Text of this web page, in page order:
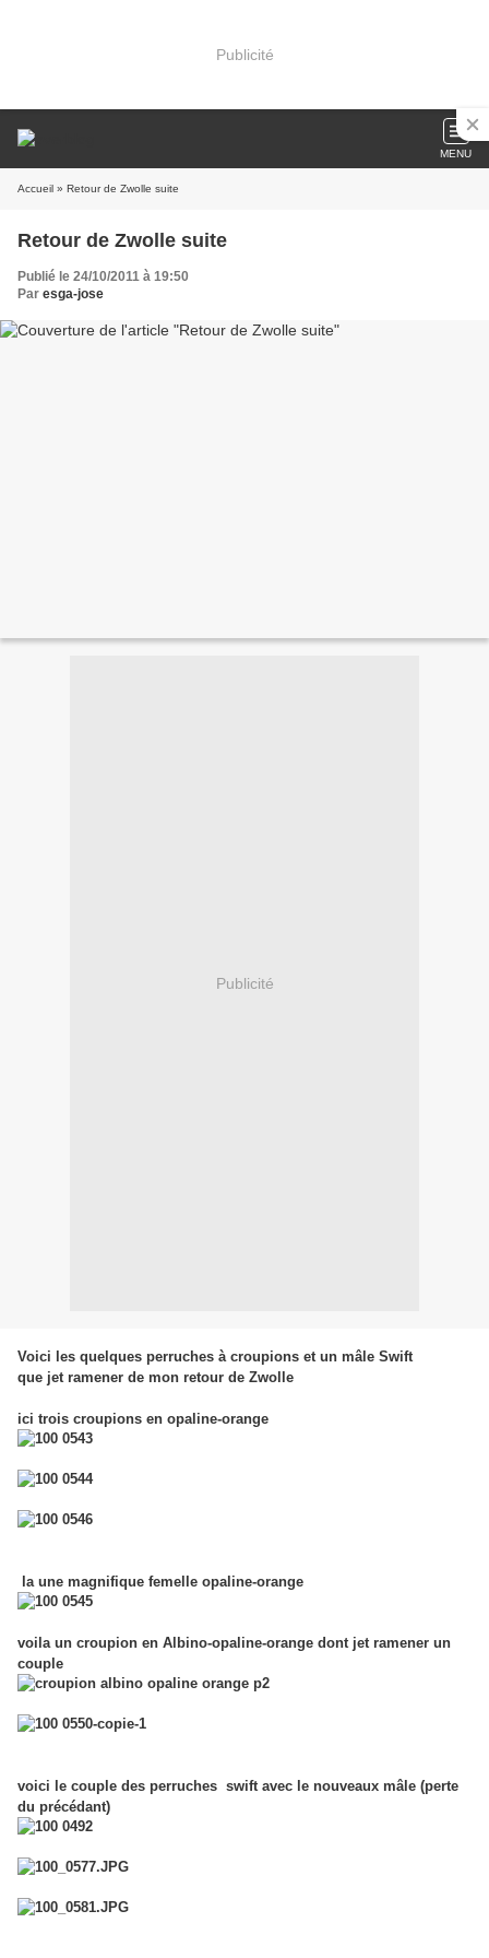
Publicité
MENU
Accueil » Retour de Zwolle suite
Retour de Zwolle suite
Publié le 24/10/2011 à 19:50
Par esga-jose
Publicité
Voici les quelques perruches à croupions et un mâle Swift
que jet ramener de mon retour de Zwolle
ici trois croupions en opaline-orange
la une magnifique femelle opaline-orange
voila un croupion en Albino-opaline-orange dont jet ramener un
couple
voici le couple des perruches swift avec le nouveaux mâle (perte
du précédant)